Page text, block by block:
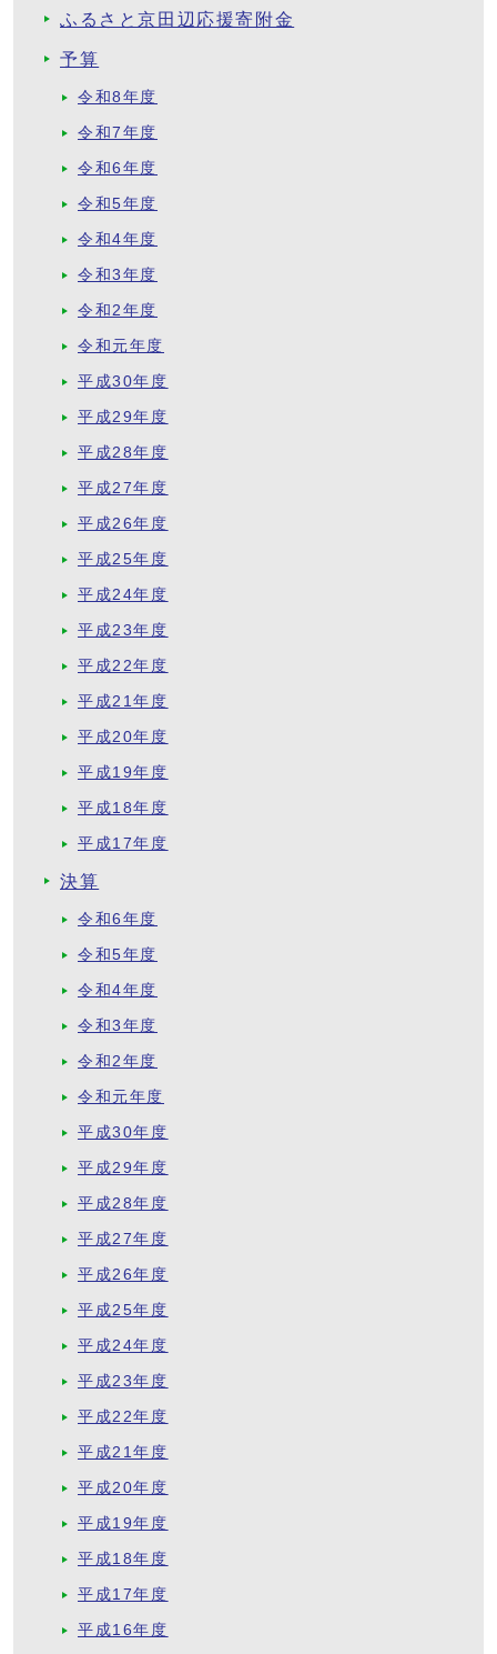
ふるさと京田辺応援寄附金
予算
令和8年度
令和7年度
令和6年度
令和5年度
令和4年度
令和3年度
令和2年度
令和元年度
平成30年度
平成29年度
平成28年度
平成27年度
平成26年度
平成25年度
平成24年度
平成23年度
平成22年度
平成21年度
平成20年度
平成19年度
平成18年度
平成17年度
決算
令和6年度
令和5年度
令和4年度
令和3年度
令和2年度
令和元年度
平成30年度
平成29年度
平成28年度
平成27年度
平成26年度
平成25年度
平成24年度
平成23年度
平成22年度
平成21年度
平成20年度
平成19年度
平成18年度
平成17年度
平成16年度